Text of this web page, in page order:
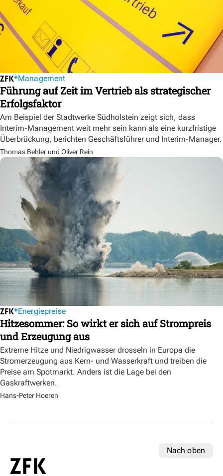
Management
Führung auf Zeit im Vertrieb als strategischer
Erfolgsfaktor
Am Beispiel der Stadtwerke Südholstein zeigt sich, dass
Interim-Management weit mehr sein kann als eine kurzfristige
Überbrückung, berichten Geschäftsführer und Interim-Manager.
Thomas Behler und Oliver Rein
Energiepreise
Hitzesommer: So wirkt er sich auf Strompreis
und Erzeugung aus
Extreme Hitze und Niedrigwasser drosseln in Europa die
Stromerzeugung aus Kern- und Wasserkraft und treiben die
Preise am Spotmarkt. Anders ist die Lage bei den
Gaskraftwerken.
Hans-Peter Hoeren
Nach oben